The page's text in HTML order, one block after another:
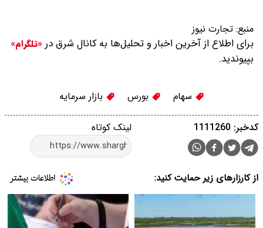
منبع: تجارت نیوز
برای اطلاع از آخرین اخبار و تحلیل‌ها به کانال شرق در «تلگرام»
بپیوندید.
سهام بورس بازار سرمایه
لینک کوتاه کدخبر: 1111260
از کارزارهای زیر حمایت کنید: